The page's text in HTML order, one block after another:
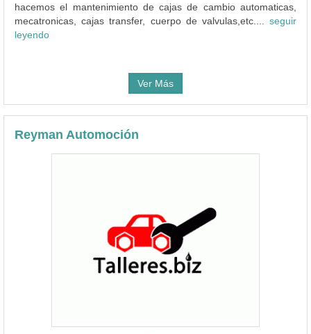
hacemos el mantenimiento de cajas de cambio automaticas,
mecatronicas, cajas transfer, cuerpo de valvulas,etc.... seguir
leyendo
Ver Más
Reyman Automoción